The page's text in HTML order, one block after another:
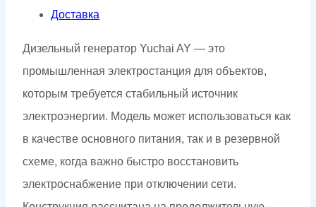
кожухеДоставка
Дизельный генератор Yuchai AY — это
промышленная электростанция для объектов,
которым требуется стабильный источник
электроэнергии. Модель может использоваться как
в качестве основного питания, так и в резервной
схеме, когда важно быстро восстановить
электроснабжение при отключении сети.